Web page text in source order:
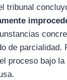
tribunal
de parcialidad.
proceso bajo